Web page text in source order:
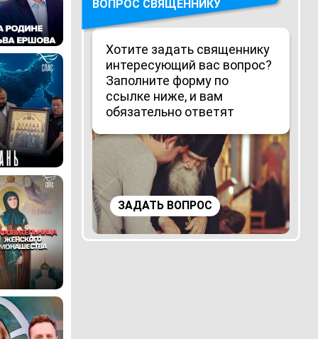
ВОПРОС СВЯЩЕННИКУ
Хотите задать священнику
интересующий вас вопрос?
Заполните форму по
ссылке ниже, и вам
обязательно ответят
ЗАДАТЬ ВОПРОС